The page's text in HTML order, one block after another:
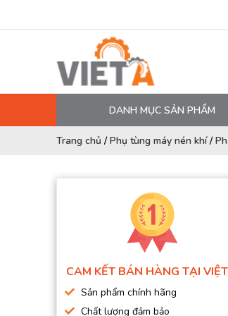
DANH MỤC SẢN PHẨM
MÁY NÉN KHÍ
DẦU MÁY NÉN KHÍ
DÂY HƠI, ỐNG HƠI
BƠM MÀNG KHÍ NÉN
Trang chủ /Phụ tùng máy nén khí/
CAM KẾT BÁN HÀNG TẠI
Sản phẩm chính hãng
Chất lượng đảm bảo